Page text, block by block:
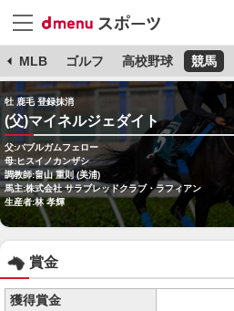
MLB ゴルフ 高校野球 競馬
牡 鹿毛 登録抹消
(父)マイネルジェダイト
父:バブルガムフェロー
母:ヒスイノカンザシ
調教師:畠山 重則 (美浦)
馬主:株式会社 サラブレッドクラブ・ラフィアン
生産者:林 孝輝
賞金
獲得賞金